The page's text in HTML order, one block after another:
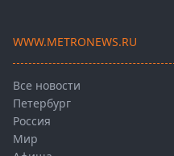
WWW.METRONEWS.RU
Все новости
Петербург
Россия
Мир